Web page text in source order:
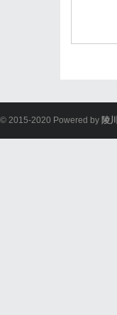
© 2015-2020 Powered by 陵